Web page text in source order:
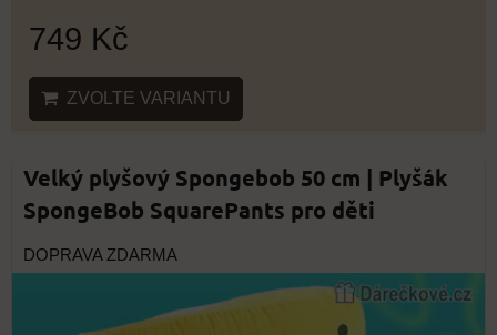
749 Kč
ZVOLTE VARIANTU
Velký plyšový Spongebob 50 cm | Plyšák
SpongeBob SquarePants pro děti
DOPRAVA ZDARMA